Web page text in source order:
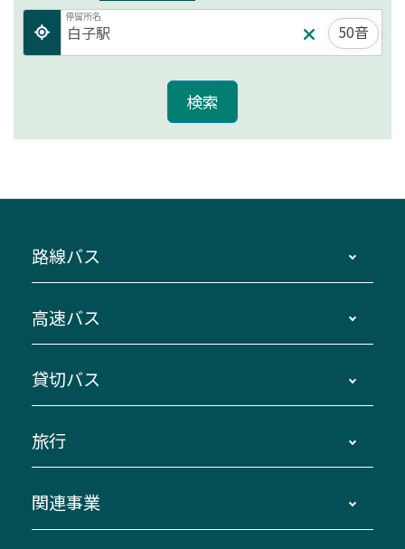
停留所名
50音
路線バス
主要停留所案内図・時刻表
路線バスのご利用方法
三重交通接近情報バスロケーションシステム
迂回・休止について
臨時バスについて
高速バス
南紀・VISON～横浜・東京・埼玉
伊賀～名古屋
南紀～VISON～名古屋
湯の山温泉～名古屋
貸切バス
貸切バスのご利用について
お問い合わせ
旅行
貸切バス団体旅行
関連事業